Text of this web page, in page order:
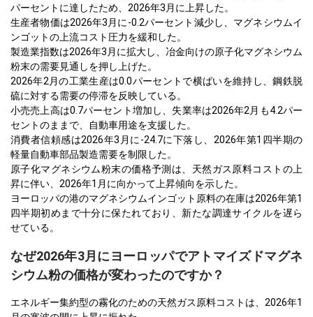
パーセントに達したため、2026年3月に上昇した。
生産者物価は2026年3月に-0.2パーセント減少し、マグネシウムイ
ンゴットの上流コスト圧力を緩和した。
製造業指数は2026年3月に拡大し、冶金向けの原子化マグネシウム
粉末の需要見通しを押し上げた。
2026年2月の工業生産は0.0パーセントで横ばいを維持し、鋼鉄脱
硫に対する需要の停滞を反映している。
小売売上高は0.7パーセント増加し、失業率は2026年2月も4.2パー
セントのままで、自動車用途を支援した。
消費者信頼感は2026年3月に-24.7に下落し、2026年第1四半期の
軽量自動車部品製造需要を制限した。
原子化マグネシウム粉末の価格予測は、天然ガス原料コストの上
昇に伴い、2026年1月に向かって上昇傾向を示した。
ヨーロッパの港のマグネシウムインゴット原料の在庫は2026年第1
四半期初めまで十分に保たれており、新たな調達サイクルを遅ら
せている。
なぜ2026年3月にヨーロッパでアトマイズドマグネ
シウム粉の価格が変わったのですか？
エネルギー集約型の霧化のための天然ガス原料コストは、2026年1